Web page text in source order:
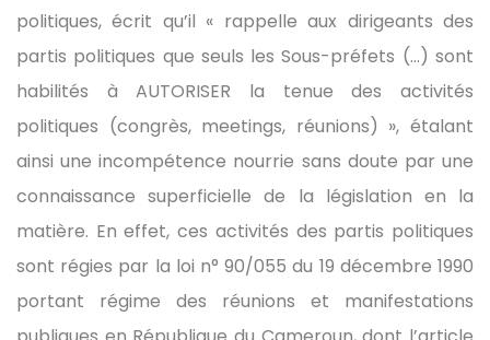
politiques, écrit qu’il « rappelle aux dirigeants des
partis politiques que seuls les Sous-préfets (…) sont
habilités à AUTORISER la tenue des activités
politiques (congrès, meetings, réunions) », étalant
ainsi une incompétence nourrie sans doute par une
connaissance superficielle de la législation en la
matière. En effet, ces activités des partis politiques
sont régies par la loi n° 90/055 du 19 décembre 1990
portant régime des réunions et manifestations